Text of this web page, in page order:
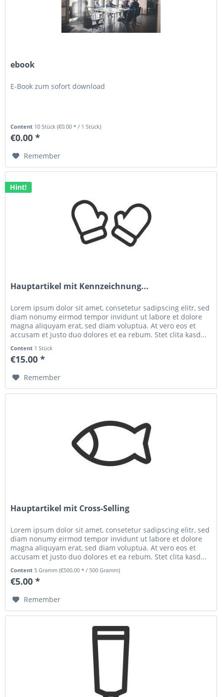
ebook
E-Book zum sofort download
Content 10 Stück(€0.00 * / 1 Stück)
€0.00 *
Remember
Hint!
Hauptartikel mit Kennzeichnung...
Lorem ipsum dolor sit amet, consetetur sadipscing elitr, sed
diam nonumy eirmod tempor invidunt ut labore et dolore
magna aliquyam erat, sed diam voluptua. At vero eos et
accusam et justo duo dolores et ea rebum. Stet clita kasd...
Content 1 Stück
€15.00 *
Remember
Hauptartikel mit Cross-Selling
Lorem ipsum dolor sit amet, consetetur sadipscing elitr, sed
diam nonumy eirmod tempor invidunt ut labore et dolore
magna aliquyam erat, sed diam voluptua. At vero eos et
accusam et justo duo dolores et ea rebum. Stet clita kasd...
Content5 Gramm(€500.00 * / 500 Gramm)
€5.00 *
Remember